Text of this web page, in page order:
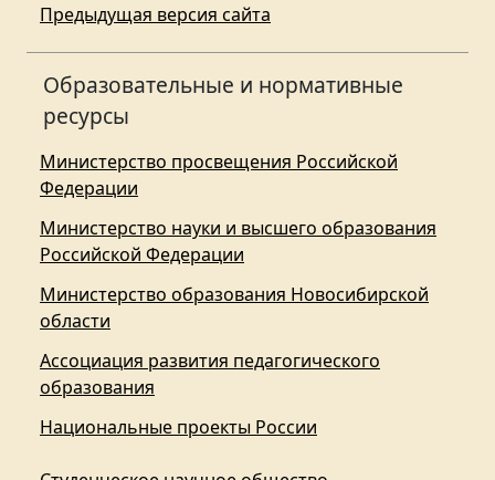
Предыдущая версия сайта
Образовательные и нормативные
ресурсы
Министерство просвещения Российской
Федерации
Министерство науки и высшего образования
Российской Федерации
Министерство образования Новосибирской
области
Ассоциация развития педагогического
образования
Национальные проекты России